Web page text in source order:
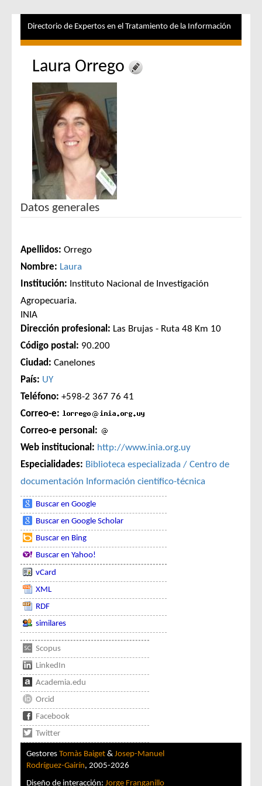
Directorio de Expertos en el Tratamiento de la Información
Laura Orrego
Datos generales
Apellidos: Orrego
Nombre: Laura
Institución: Instituto Nacional de Investigación
Agropecuaria.
INIA
Dirección profesional: Las Brujas - Ruta 48 Km 10
Código postal: 90.200
Ciudad: Canelones
País: UY
Teléfono: +598-2 367 76 41
Correo-e:
Correo-e personal:
Web institucional: http://www.inia.org.uy
Especialidades: Biblioteca especializada / Centro de
documentación Información científico-técnica
Buscar en Google
Buscar en Google Scholar
Buscar en Bing
Buscar en Yahoo!
vCard
XML
RDF
similares
Scopus
LinkedIn
Academia.edu
Orcid
Facebook
Twitter
Gestores Tomàs Baiget & Josep-Manuel
Rodríguez-Gairín, 2005-2026
Diseño de interacción: Jorge Franganillo